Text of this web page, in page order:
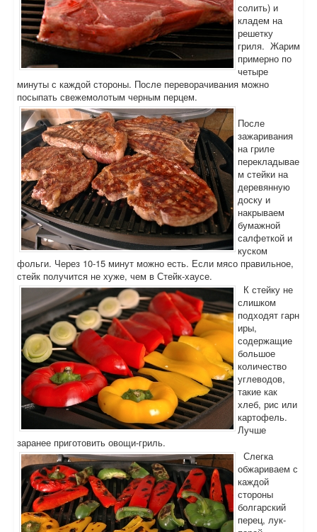
солить) и
кладем на
решетку
гриля. Жарим
примерно по
четыре
минуты с каждой стороны. После переворачивания можно
посыпать свежемолотым черным перцем.
После
зажаривания
на гриле
перекладывае
м стейки на
деревянную
доску и
накрываем
бумажной
салфеткой и
куском
фольги. Через 10-15 минут можно есть. Если мясо правильное,
стейк получится не хуже, чем в Стейк-хаусе.
К стейку не
слишком
подходят гарн
иры,
содержащие
большое
количество
углеводов,
такие как
хлеб, рис или
картофель.
Лучше
заранее приготовить овощи-гриль.
Слегка
обжариваем с
каждой
стороны
болгарский
перец, лук-